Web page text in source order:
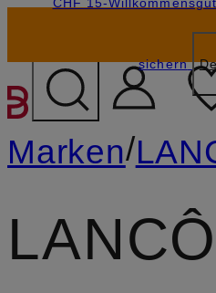
ZUM
sichern
Marken/